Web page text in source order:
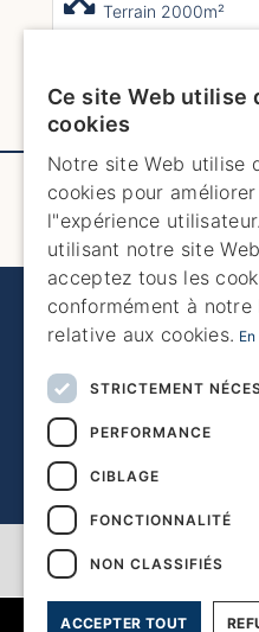
Terrain 2000m²
Javea
Avenida de la
+34 966 470
Ce site Web utilise
cookies
Notre site Web utilise
cookies pour améliorer
l"expérience
utilisant notre site
acceptez tous les
conformément à notre
relative aux cookies.
STRICTEMENT
PERFORMANCE
CIBLAGE
FONCTIONNALITÉ
NON CLASSIFIÉS
ACCEPTER TOUT